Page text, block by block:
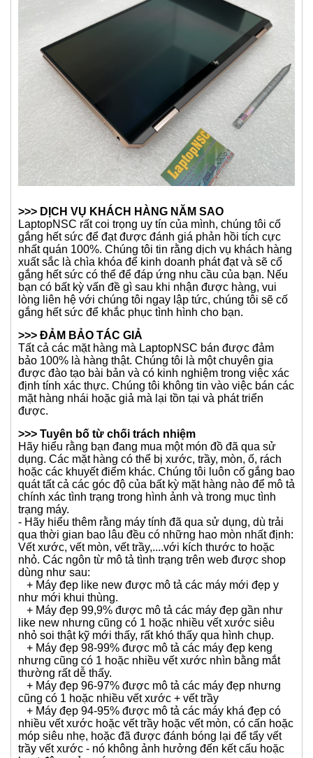
>>> DỊCH VỤ KHÁCH HÀNG NĂM SAO
LaptopNSC rất coi trọng uy tín của mình, chúng tôi cố
gắng hết sức để đạt được đánh giá phản hồi tích cực
nhất quán 100%. Chúng tôi tin rằng dịch vụ khách hàng
xuất sắc là chìa khóa để kinh doanh phát đạt và sẽ cố
gắng hết sức có thể để đáp ứng nhu cầu của bạn. Nếu
bạn có bất kỳ vấn đề gì sau khi nhận được hàng, vui
lòng liên hệ với chúng tôi ngay lập tức, chúng tôi sẽ cố
gắng hết sức để khắc phục tình hình cho bạn.
>>> ĐẢM BẢO TÁC GIẢ
Tất cả các mặt hàng mà LaptopNSC bán được đảm
bảo 100% là hàng thật. Chúng tôi là một chuyên gia
được đào tạo bài bản và có kinh nghiệm trong việc xác
định tính xác thực. Chúng tôi không tin vào việc bán các
mặt hàng nhái hoặc giả mà lại tồn tại và phát triển
được.
>>> Tuyên bố từ chối trách nhiệm
Hãy hiểu rằng bạn đang mua một món đồ đã qua sử
dụng. Các mặt hàng có thể bị xước, trầy, mòn, ố, rách
hoặc các khuyết điểm khác. Chúng tôi luôn cố gắng bao
quát tất cả các góc độ của bất kỳ mặt hàng nào để mô tả
chính xác tình trạng trong hình ảnh và trong mục tình
trạng máy.
- Hãy hiểu thêm rằng máy tính đã qua sử dụng, dù trải
qua thời gian bao lâu đều có những hao mòn nhất định:
Vết xước, vết mòn, vết trầy,....với kích thước to hoặc
nhỏ. Các ngôn từ mô tả tình trạng trên web được shop
dùng như sau:
+ Máy đẹp like new được mô tả các máy mới đẹp y
như mới khui thùng.
+ Máy đẹp 99,9% được mô tả các máy đẹp gần như
like new nhưng cũng có 1 hoặc nhiều vết xước siêu
nhỏ soi thật kỹ mới thấy, rất khó thấy qua hình chụp.
+ Máy đẹp 98-99% được mô tả các máy đẹp keng
nhưng cũng có 1 hoặc nhiều vết xước nhìn bằng mắt
thường rất dễ thấy.
+ Máy đẹp 96-97% được mô tả các máy đẹp nhưng
cũng có 1 hoặc nhiều vết xước + vết trầy
+ Máy đẹp 94-95% được mô tả các máy khá đẹp có
nhiều vết xước hoặc vết trầy hoặc vết mòn, có cấn hoặc